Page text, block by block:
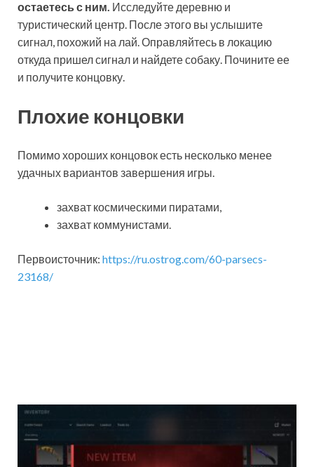
остаетесь с ним. Исследуйте деревню и
туристический центр. После этого вы услышите
сигнал, похожий на лай. Оправляйтесь в локацию
откуда пришел сигнал и найдете собаку. Почините ее
и получите концовку.
Плохие концовки
Помимо хороших концовок есть несколько менее
удачных вариантов завершения игры.
захват космическими пиратами,
захват коммунистами.
Первоисточник: https://ru.ostrog.com/60-parsecs-
23168/